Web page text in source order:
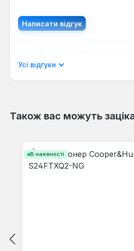
Написати відгук
мовою.
Відгуків не знайдено.
Усі відгуки
Також вас можуть
В наявності